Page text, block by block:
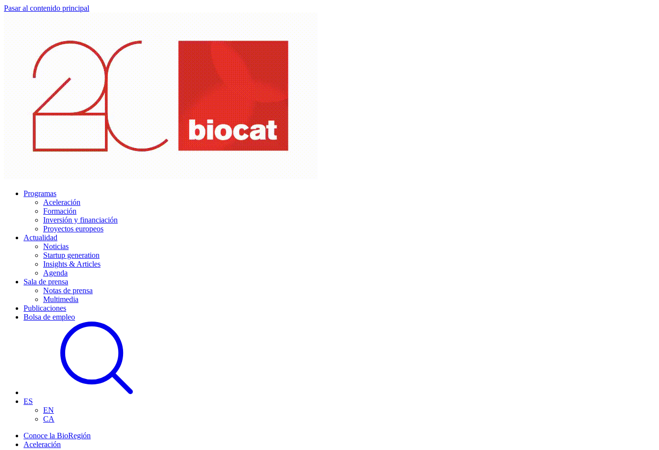
Pasar al contenido principal
Programas
Aceleración
Formación
Inversión y financiación
Proyectos europeos
Actualidad
Noticias
Startup generation
Insights & Articles
Agenda
Sala de prensa
Notas de prensa
Multimedia
Publicaciones
Bolsa de empleo
ES
EN
CA
Conoce la BioRegión
Aceleración